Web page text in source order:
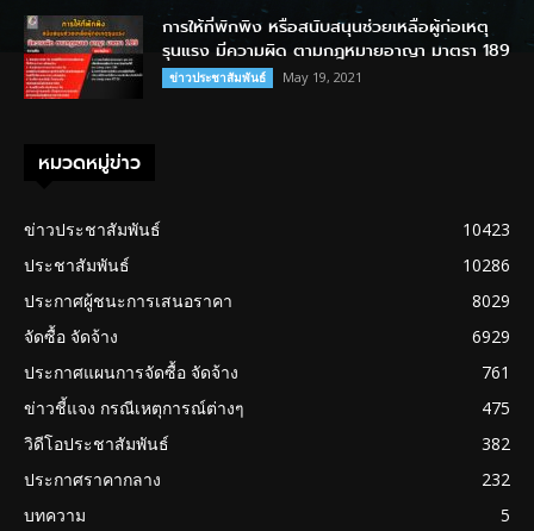
การให้ที่พักพิง หรือสนับสนุนช่วยเหลือผู้ก่อเหตุ
รุนแรง มีความผิด ตามกฎหมายอาญา มาตรา 189
ข่าวประชาสัมพันธ์ May 19, 2021
หมวดหมู่ข่าว
ข่าวประชาสัมพันธ์
10423
ประชาสัมพันธ์
10286
ประกาศผู้ชนะการเสนอราคา
8029
จัดซื้อ จัดจ้าง
6929
ประกาศแผนการจัดซื้อ จัดจ้าง
761
ข่าวชี้แจง กรณีเหตุการณ์ต่างๆ
475
วิดีโอประชาสัมพันธ์
382
ประกาศราคากลาง
232
บทความ
5